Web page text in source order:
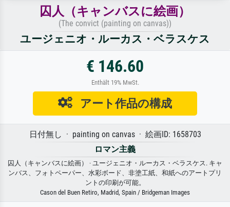
囚人（キャンバスに絵画）
(The convict (painting on canvas))
ユージェニオ・ルーカス・ベラスケス
€ 146.60
Enthält 19% MwSt.
アート作品の構成
日付無し · painting on canvas · 絵画ID: 1658703
ロマン主義
囚人（キャンバスに絵画） · ユージェニオ・ルーカス・ベラスケス. キャ
ンバス、フォトペーパー、水彩ボード、非塗工紙、和紙へのアートプリ
ントの印刷が可能。
Cason del Buen Retiro, Madrid, Spain / Bridgeman Images